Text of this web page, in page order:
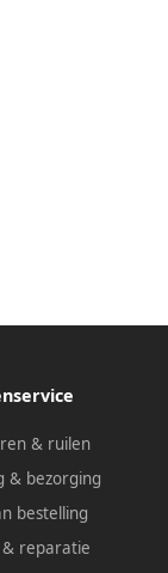
& ruilen
& bezorging
bestelling
reparatie